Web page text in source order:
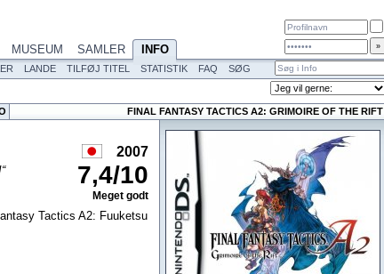
MUSEUM SAMLER INFO
LANDE TILFØJ TITEL STATISTIK FAQ SØG
FINAL FANTASY TACTICS A2: GRIMOIRE OF THE RIFT
2007
7,4/10
Meget godt
Tactics A2: Fuuketsu